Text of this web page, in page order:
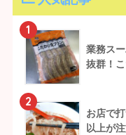
1
業務ス
抜群！
2
お店で
以上が